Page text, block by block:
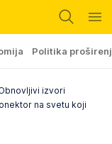
Politika
izvori
na svetu koji